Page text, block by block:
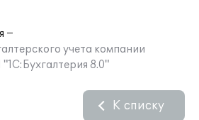
учета компании
8.0"
К списку